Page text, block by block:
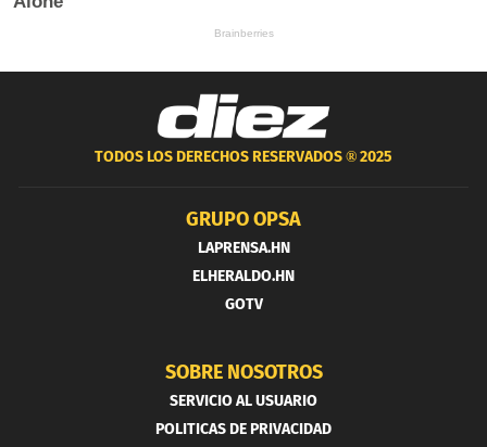
TODOS LOS DERECHOS RESERVADOS ®2025
GRUPO OPSA
LAPRENSA.HN
ELHERALDO.HN
GOTV
SOBRE NOSOTROS
SERVICIO AL USUARIO
POLITICAS DE PRIVACIDAD